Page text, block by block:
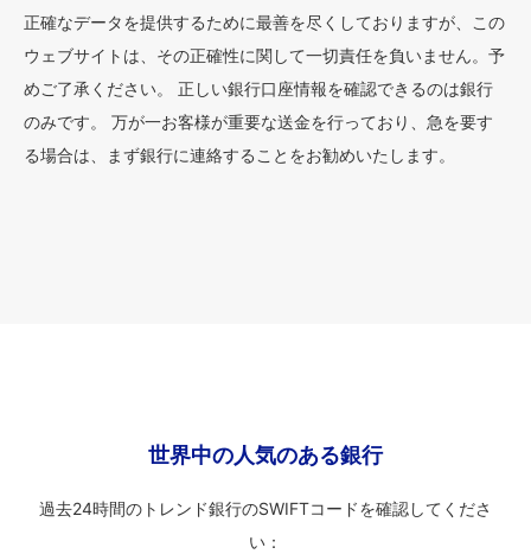
正確なデータを提供するために最善を尽くしておりますが、この
ウェブサイトは、その正確性に関して一切責任を負いません。予
めご了承ください。 正しい銀行口座情報を確認できるのは銀行
のみです。 万が一お客様が重要な送金を行っており、急を要す
る場合は、まず銀行に連絡することをお勧めいたします。
世界中の人気のある銀行
過去24時間のトレンド銀行のSWIFTコードを確認してくださ
い：